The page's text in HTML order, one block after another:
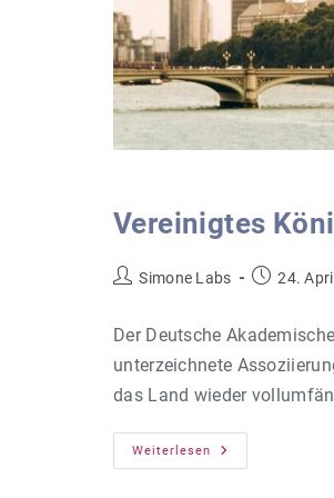
Vereinigtes
Beitrags-
Simone Labs
Beitrag
24.
Der Deutsche
unterzeichnete
das Land wieder
Weiterlesen
Vereinigtes
Königreich